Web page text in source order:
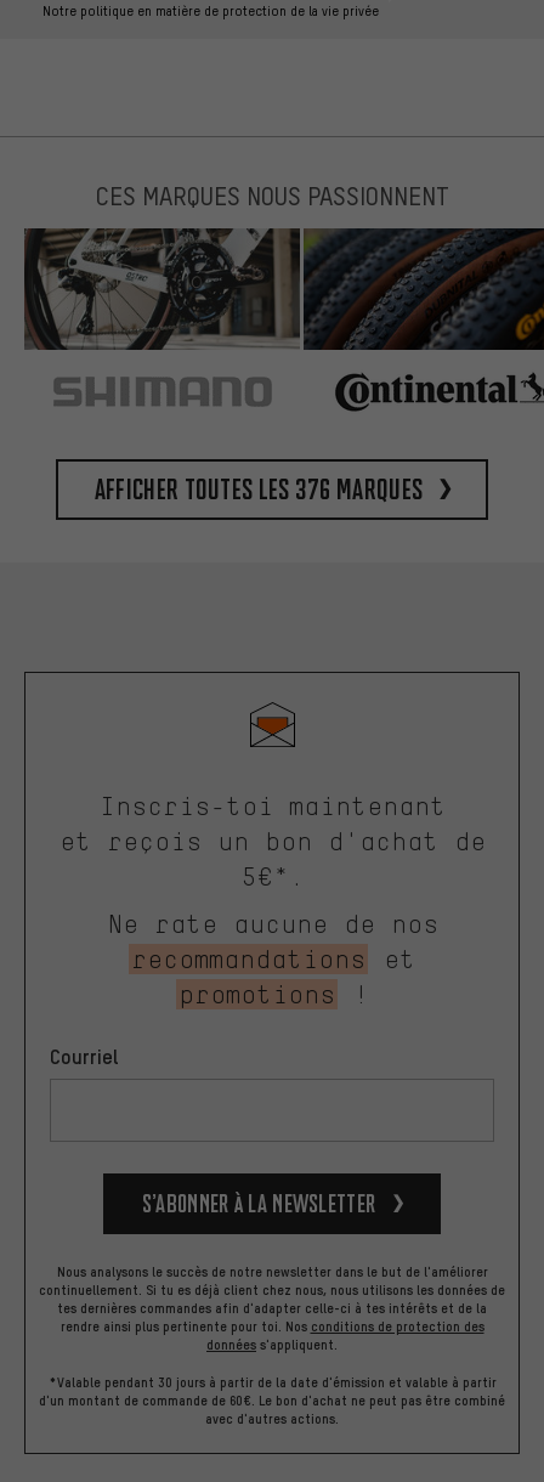
Notre politique en matière de protection de la vie privée
CES MARQUES NOUS PASSIONNENT
Afficher toutes les 376 marques
Inscris-toi maintenant
et reçois un bon d'achat de
5€*.
Ne rate aucune de nos
recommandations
et
promotions
!
Courriel
S’abonner à la newsletter
Nous analysons le succès de notre newsletter dans le but de l'améliorer
continuellement. Si tu es déjà client chez nous, nous utilisons les données de
tes dernières commandes afin d'adapter celle-ci à tes intérêts et de la
rendre ainsi plus pertinente pour toi. Nos conditions de protection des
données s'appliquent.
*Valable pendant 30 jours à partir de la date d'émission et valable à partir
d'un montant de commande de 60€. Le bon d'achat ne peut pas être combiné
avec d'autres actions.